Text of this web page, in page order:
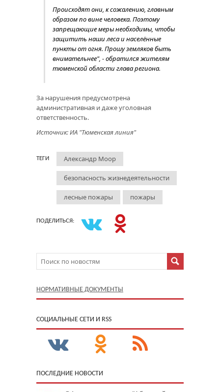
Происходят они, к сожалению, главным
образом по вине человека. Поэтому
запрещающие меры необходимы, чтобы
защитить наши леса и населённые
пункты от огня. Прошу земляков быть
внимательнее", - обратился жителям
тюменской области глава региона.
За нарушения предусмотрена
административная и даже уголовная
ответственность.
Источник: ИА "Тюменская линия"
ТЕГИ Александр Моор
безопасность жизнедеятельности
лесные пожары пожары
ПОДЕЛИТЬСЯ:
НОРМАТИВНЫЕ ДОКУМЕНТЫ
CОЦИАЛЬНЫЕ СЕТИ И RSS
ПОСЛЕДНИЕ НОВОСТИ